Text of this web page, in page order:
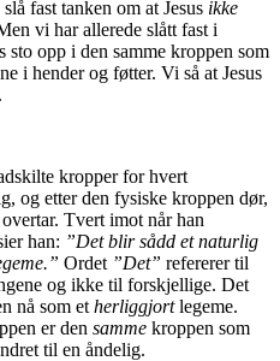
fast tanken om at Jesus ikke
vi har allerede slått fast i
sto opp i den samme kroppen som
i hender og føtter. Vi så at Jesus
kropper for hvert
og etter den fysiske kroppen dør,
Tvert imot når han
han: ”Det blir sådd et naturlig
Ordet ”Det” refererer til
og ikke til forskjellige. Det
nå som et herliggjortlegeme.
er den samme kroppen som
til en åndelig.